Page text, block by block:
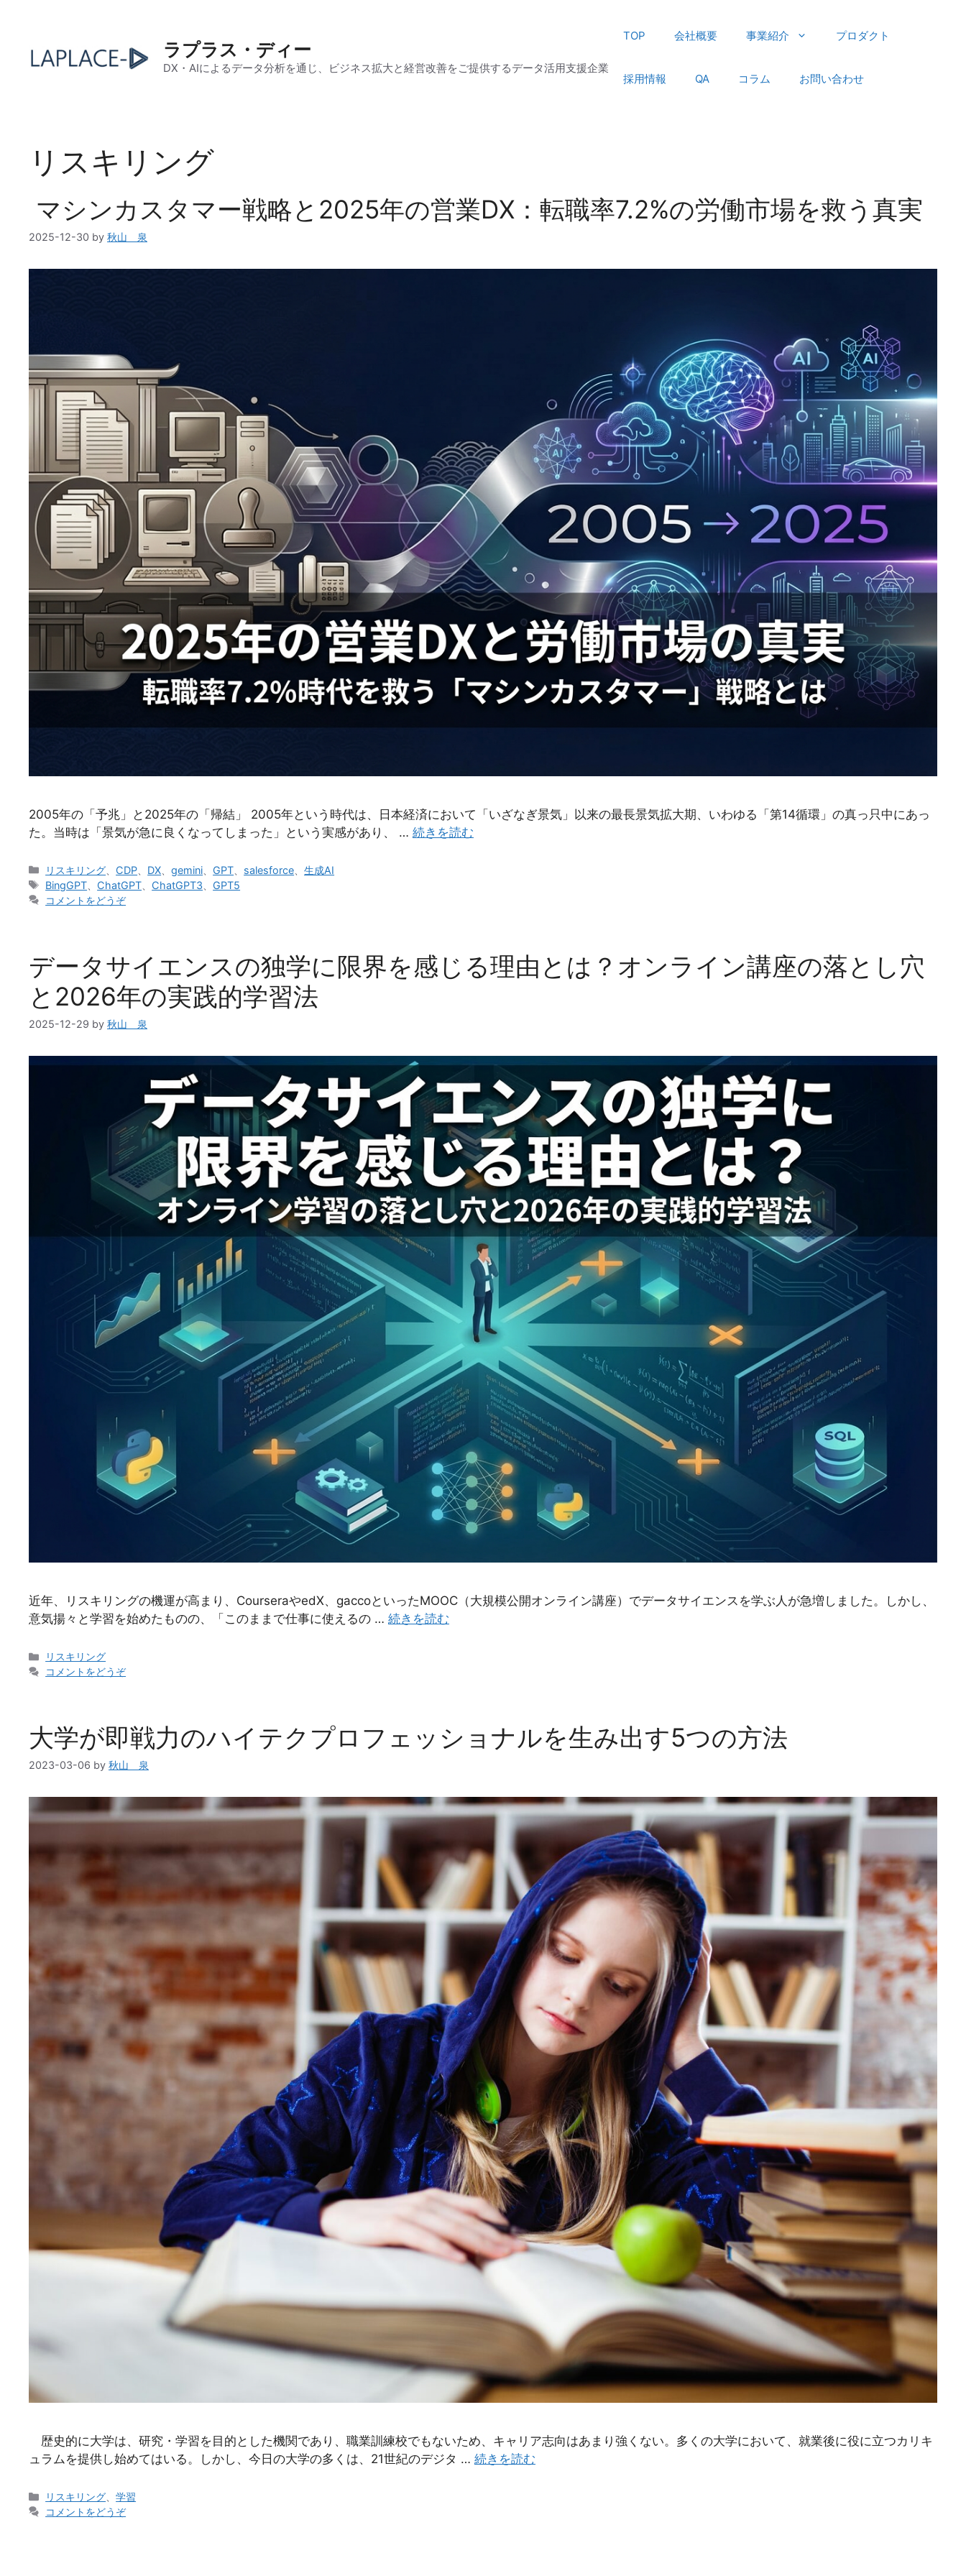
ラプラス・ディー
DX・AIによるデータ分析を通じ、ビジネス拡大と経営改善をご提供するデータ活用支援企業
TOP 会社概要 事業紹介 プロダクト
採用情報 QA コラム お問い合わせ
リスキリング
マシンカスタマー戦略と2025年の営業DX：転職率7.2%の労働市場を救う真実
2025-12-30 by 秋山 泉
2005年の「予兆」と2025年の「帰結」 2005年という時代は、日本経済において「いざなぎ景気」以来の最長景気拡大期、いわゆる「第14循環」の真っ只中にあっ
た。当時は「景気が急に良くなってしまった」という実感があり、 … 続きを読む
カ
テ
ゴ
リスキリング CDP DX 、gemini GPT salesforce 、生成AI
タ
グ
BingGPT ChatGPT ChatGPT3
GPT5
コメントをどうぞ
データサイエンスの独学に限界を感じる理由とは？オンライン講座の落とし穴
と2026年の実践的学習法
2025-12-29 by 秋山 泉
近年、リスキリングの機運が高まり、CourseraやedX、gaccoといったMOOC（大規模公開オンライン講座）でデータサイエンスを学ぶ人が急増しました。しかし、
意気揚々と学習を始めたものの、「このままで仕事に使えるの … 続きを読む
カ
テ
リスキリング
コメントをどうぞ
大学が即戦力のハイテクプロフェッショナルを生み出す5つの方法
2023-03-06 by 秋山 泉
歴史的に大学は、研究・学習を目的とした機関であり、職業訓練校でもないため、キャリア志向はあまり強くない。多くの大学において、就業後に役に立つカリキ
ュラムを提供し始めてはいる。しかし、今日の大学の多くは、21世紀のデジタ … 続きを読む
カ
テ
リスキリング 、学習
コメントをどうぞ